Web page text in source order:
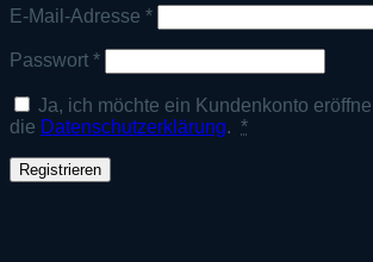
E-Mail-Adresse *Erforderlich
Passwort *Erforderlich
Ja, ich möchte ein Kundenkonto
die Datenschutzerklärung. *
Registrieren